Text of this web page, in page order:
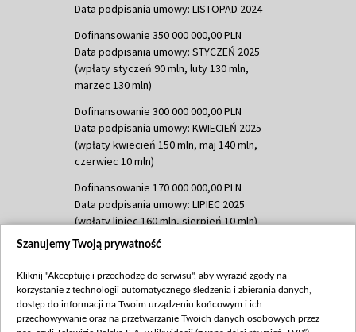
Data podpisania umowy: LISTOPAD 2024
Dofinansowanie 350 000 000,00 PLN
Data podpisania umowy: STYCZEŃ 2025
(wpłaty styczeń 90 mln, luty 130 mln,
marzec 130 mln)
Dofinansowanie 300 000 000,00 PLN
Data podpisania umowy: KWIECIEŃ 2025
(wpłaty kwiecień 150 mln, maj 140 mln,
czerwiec 10 mln)
Dofinansowanie 170 000 000,00 PLN
Data podpisania umowy: LIPIEC 2025
(wpłaty lipiec 160 mln, sierpień 10 mln)
Dofinansowanie 60 000 000,00 PLN
(wpłata wrzesień 60 mln)
Dofinansowanie 635 783 051,21 PLN
Data podpisania umowy: WRZESIEŃ 2025
Szanujemy Twoją prywatność
Kliknij "Akceptuję i przechodzę do serwisu", aby wyrazić zgody na
korzystanie z technologii automatycznego śledzenia i zbierania danych,
dostęp do informacji na Twoim urządzeniu końcowym i ich
przechowywanie oraz na przetwarzanie Twoich danych osobowych przez